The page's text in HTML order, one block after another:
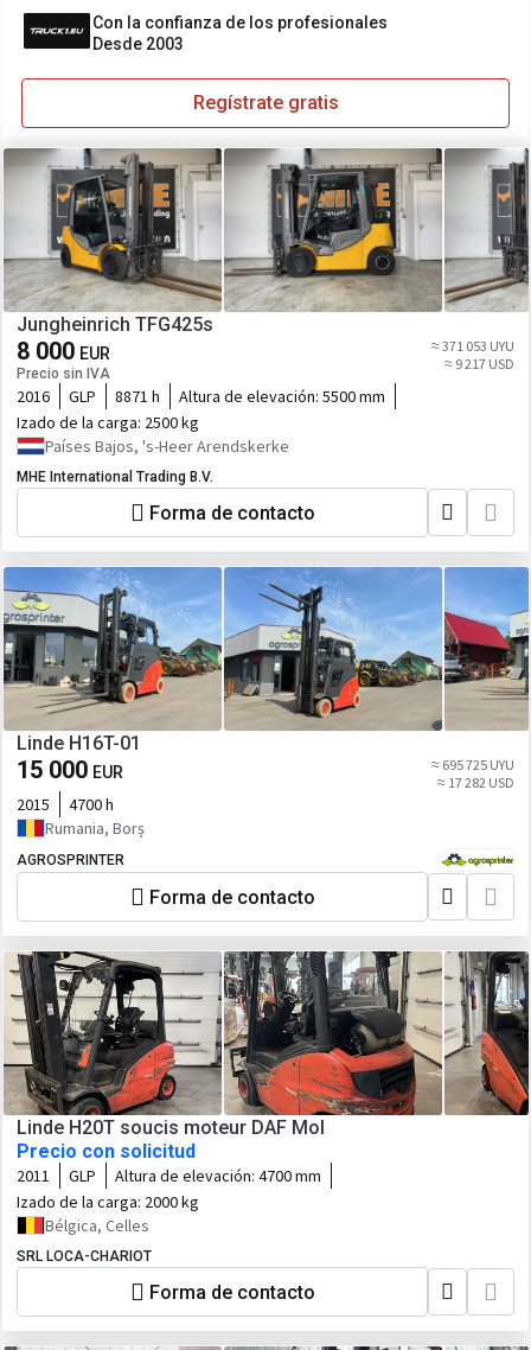
Con la confianza de los profesionales
Desde 2003
Regístrate gratis
Jungheinrich TFG425s
8 000 EUR
Precio sin IVA
≈ 371 053 UYU
≈ 9 217 USD
2016 GLP 8871 h Altura de elevación: 5500 mm
Izado de la carga: 2500 kg
Países Bajos, 's-Heer Arendskerke
MHE International Trading B.V.
Forma de contacto
Linde H16T-01
15 000 EUR
≈ 695 725 UYU
≈ 17 282 USD
2015
4700 h
Rumania, Borș
AGROSPRINTER
Forma de contacto
Linde H20T soucis moteur DAF Mol
Precio con solicitud
2011 GLP Altura de elevación: 4700 mm
Izado de la carga: 2000 kg
Bélgica, Celles
SRL LOCA-CHARIOT
Forma de contacto